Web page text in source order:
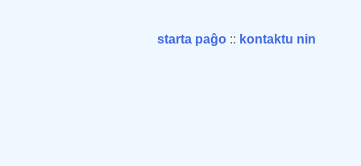
starta paĝo :: kontaktu nin